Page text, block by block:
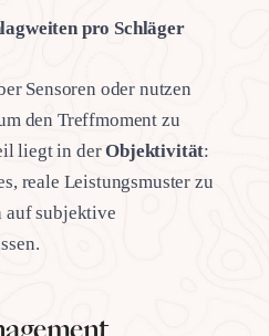
pro Schläger
Sensoren oder nutzen
den Treffmoment zu
liegt in derObjektivität:
reale Leistungsmuster zu
auf subjektive